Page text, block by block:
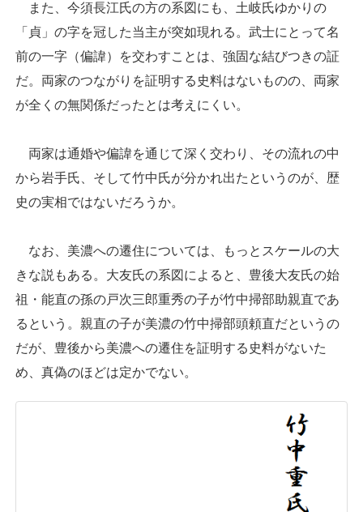
また、今須長江氏の方の系図にも、土岐氏ゆかりの
「貞」の字を冠した当主が突如現れる。武士にとって名
前の一字（偏諱）を交わすことは、強固な結びつきの証
だ。両家のつながりを証明する史料はないものの、両家
が全くの無関係だったとは考えにくい。
両家は通婚や偏諱を通じて深く交わり、その流れの中
から岩手氏、そして竹中氏が分かれ出たというのが、歴
史の実相ではないだろうか。
なお、美濃への遷住については、もっとスケールの大
きな説もある。大友氏の系図によると、豊後大友氏の始
祖・能直の孫の戸次三郎重秀の子が竹中掃部助親直であ
るという。親直の子が美濃の竹中掃部頭頼直だというの
だが、豊後から美濃への遷住を証明する史料がないた
め、真偽のほどは定かでない。